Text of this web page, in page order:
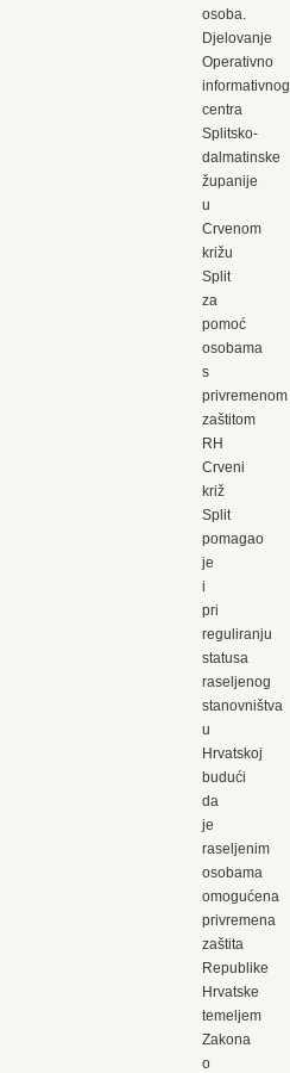
osoba.
Djelovanje
Operativno
informativnog
centra
Splitsko-
dalmatinske
županije
u
Crvenom
križu
Split
za
pomoć
osobama
s
privremenom
zaštitom
RH
Crveni
križ
Split
pomagao
je
i
pri
reguliranju
statusa
raseljenog
stanovništva
u
Hrvatskoj
budući
da
je
raseljenim
osobama
omogućena
privremena
zaštita
Republike
Hrvatske
temeljem
Zakona
o